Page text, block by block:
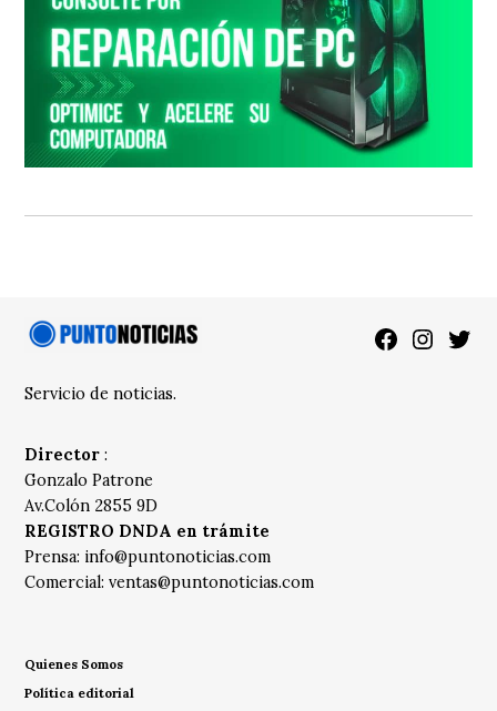
Facebook
Servicio de noticias.
Director :
Gonzalo Patrone
Av.Colón 2855 9D
REGISTRO DNDA en trámite
Prensa: info@puntonoticias.com
Comercial:ventas@puntonoticias.com
Quienes Somos
Política editorial